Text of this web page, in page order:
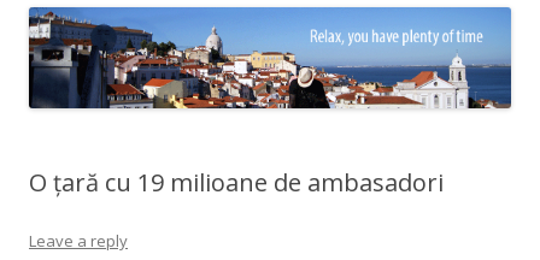
O țară cu 19 milioane de ambasadori
Leave a reply